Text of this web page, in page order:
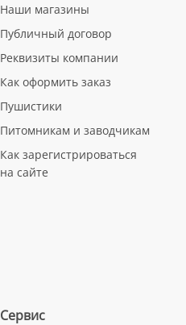
Наши магазины
Публичный договор
Реквизиты компании
Как оформить заказ
Пушистики
Питомникам и заводчикам
Как зарегистрироваться
на сайте
Сервис